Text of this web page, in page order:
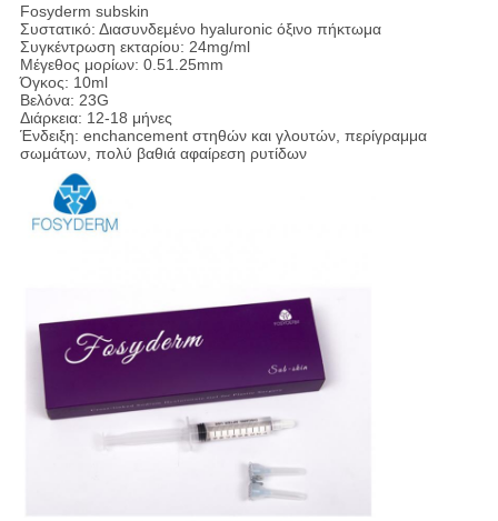
Fosyderm subskin
Συστατικό: Διασυνδεμένο hyaluronic όξινο πήκτωμα
Συγκέντρωση εκταρίου: 24mg/ml
Μέγεθος μορίων: 0.51.25mm
Όγκος: 10ml
Βελόνα: 23G
Διάρκεια: 12-18 μήνες
Ένδειξη: enchancement στηθών και γλουτών, περίγραμμα
σωμάτων, πολύ βαθιά αφαίρεση ρυτίδων